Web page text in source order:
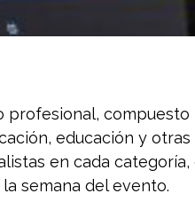
profesional,
educación y otras
en cada
semana del evento.